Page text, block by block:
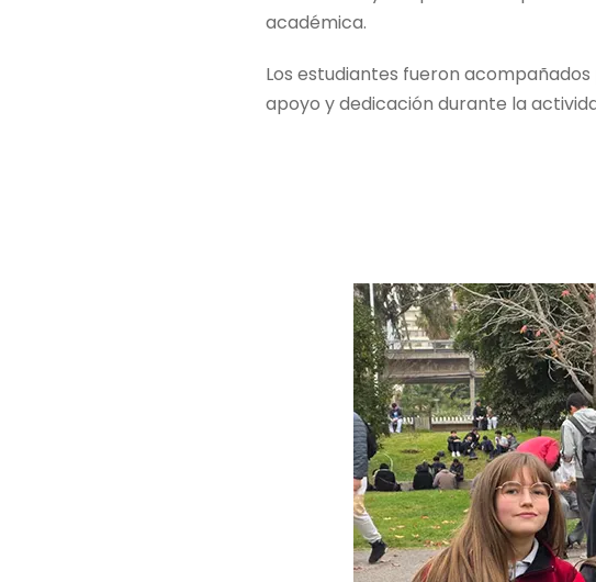
académica.
Los estudiantes fueron acompañados
apoyo y dedicación durante la